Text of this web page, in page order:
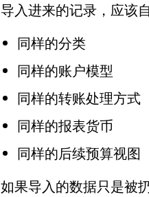
导入进来的记录，应该
同样的分类
同样的账户模型
同样的转账处理方式
同样的报表货币
同样的后续预算视图
如果导入的数据只是被